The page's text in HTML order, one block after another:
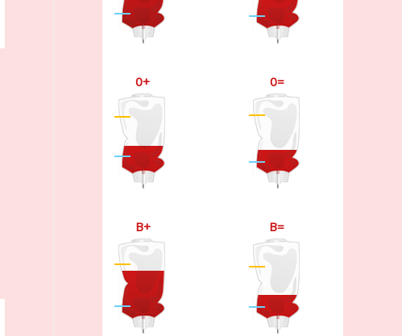
0+ 0=
B+ B=